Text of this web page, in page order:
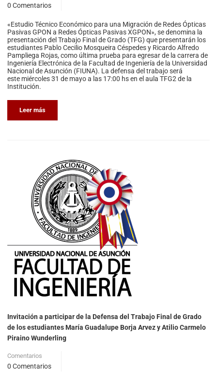
0 Comentarios
«Estudio Técnico Económico para una Migración de Redes Ópticas
Pasivas GPON a Redes Ópticas Pasivas XGPON», se denomina la
presentación del Trabajo Final de Grado (TFG) que presentarán los
estudiantes Pablo Cecilio Mosqueira Céspedes y Ricardo Alfredo
Pampliega Rojas, como última prueba para egresar de la carrera de
Ingeniería Electrónica de la Facultad de Ingeniería de la Universidad
Nacional de Asunción (FIUNA). La defensa del trabajo será
este miércoles 31 de mayo a las 17:00 hs en el aula TFG2 de la
Institución.
Leer más
Invitación a participar de la Defensa del Trabajo Final de Grado
de los estudiantes María Guadalupe Borja Arvez y Atilio Carmelo
Piraino Wunderling
Comentarios
0 Comentarios